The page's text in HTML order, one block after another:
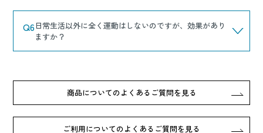
Q6日常生活以外に全く運動はしないのですが、効果があり
ますか？
商品についてのよくあるご質問を見る
ご利用についてのよくあるご質問を見る